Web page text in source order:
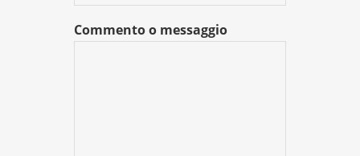
Commento o messaggio